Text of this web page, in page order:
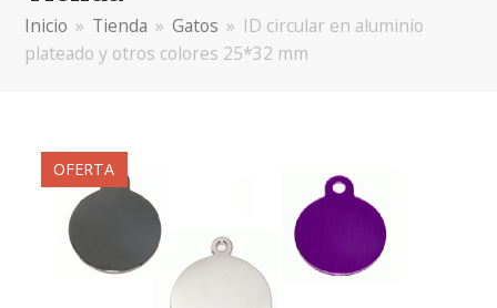
Inicio » Tienda » Gatos » ID circular en aluminio
plateado y otros colores 25*32 mm
OFERTA